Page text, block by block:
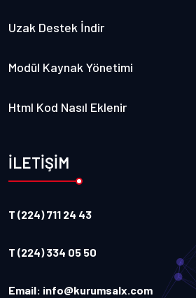
Uzak Destek İndir
Modül Kaynak Yönetimi
Html Kod Nasıl Eklenir
İLETİŞİM
T (224) 711 24 43
T (224) 334 05 50
Email: info@kurumsalx.com